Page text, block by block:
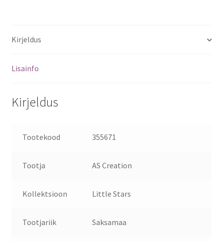
Kirjeldus
Lisainfo
Kirjeldus
Tootekood 355671
Tootja AS Creation
Kollektsioon Little Stars
Tootjariik Saksamaa